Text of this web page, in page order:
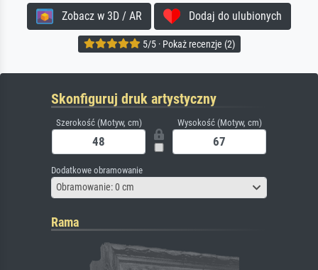
Zobacz w 3D / AR Dodaj do ulubionych
5/5 · Pokaż recenzje (2)
Skonfiguruj druk artystyczny
Szerokość (Motyw, cm) Wysokość (Motyw, cm)
Dodatkowe obramowanie
Obramowanie: 0 cm
Rama